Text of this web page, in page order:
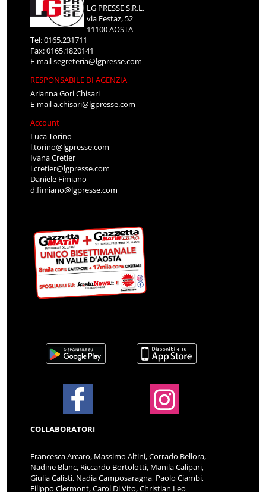
LG PRESSE S.R.L.
via Festaz, 52
11100 AOSTA
Tel: 0165.231711
Fax: 0165.1820141
E-mailsegreteria@lgpresse.com
RESPONSABILE DI AGENZIA
Arianna Gori Chisari
E-maila.chisari@lgpresse.com
Account
Luca Torino
l.torino@lgpresse.com
Ivana Cretier
i.cretier@lgpresse.com
Daniele Fimiano
d.fimiano@lgpresse.com
COLLABORATORI
Francesca Arcaro, Massimo Altini, Corrado Bellora,
Nadine Blanc, Riccardo Bortolotti, Manila Calipari,
Giulia Calisti, Nadia Camposaragna, Paolo Ciambi,
Filippo Clermont, Carol Di Vito, Christian Leo